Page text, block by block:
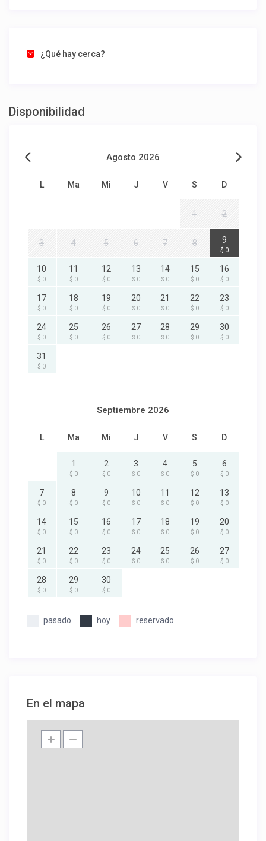
¿Qué hay cerca?
Disponibilidad
Agosto 2026
L Ma Mi J V S D
1 2
3 4 5 6 7 8 9
$ 0
10
$ 0
11
$ 0
12
$ 0
13
$ 0
14
$ 0
15
$ 0
16
$ 0
17
$ 0
18
$ 0
19
$ 0
20
$ 0
21
$ 0
22
$ 0
23
$ 0
24
$ 0
25
$ 0
26
$ 0
27
$ 0
28
$ 0
29
$ 0
30
$ 0
31
$ 0
Septiembre 2026
L Ma Mi J V S D
1
$ 0
2
$ 0
3
$ 0
4
$ 0
5
$ 0
6
$ 0
7
$ 0
8
$ 0
9
$ 0
10
$ 0
11
$ 0
12
$ 0
13
$ 0
14
$ 0
15
$ 0
16
$ 0
17
$ 0
18
$ 0
19
$ 0
20
$ 0
21
$ 0
22
$ 0
23
$ 0
24
$ 0
25
$ 0
26
$ 0
27
$ 0
28
$ 0
29
$ 0
30
$ 0
pasado hoy reservado
En el mapa